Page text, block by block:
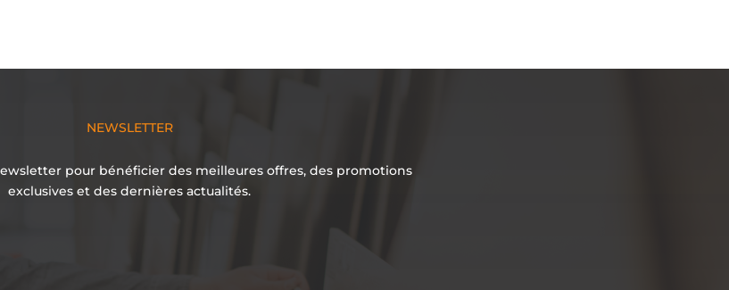
NEWSLETTER
pour bénéficier des meilleures offres, des promotions
exclusives et des dernières actualités.